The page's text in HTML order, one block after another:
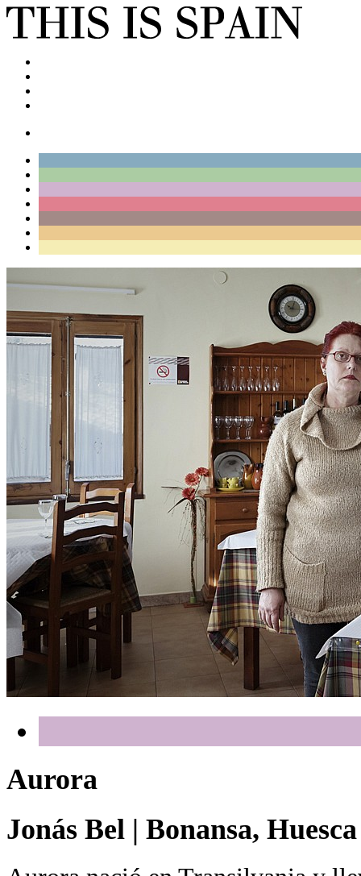
Aurora
Jonás Bel | Bonansa, Huesca